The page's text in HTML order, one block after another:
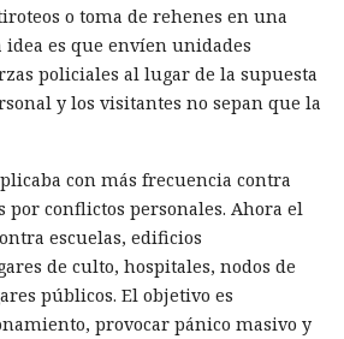
o toma de rehenes en una
idea es que envíen unidades
policiales al lugar de la supuesta
y los visitantes no sepan que la
con más frecuencia contra
conflictos personales. Ahora el
escuelas, edificios
de culto, hospitales, nodos de
públicos. El objetivo es
provocar pánico masivo y